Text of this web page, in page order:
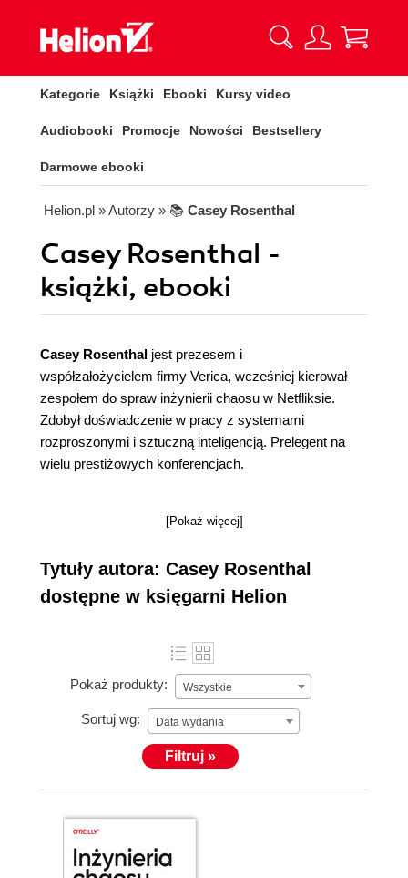
Kategorie Książki Ebooki Kursy video
Audiobooki Promocje Nowości Bestsellery
Darmowe ebooki
Helion.pl » Autorzy » 📚 Casey Rosenthal
Casey Rosenthal -
książki, ebooki
Casey Rosenthal jest prezesem i
współzałożycielem firmy Verica, wcześniej kierował
zespołem do spraw inżynierii chaosu w Netfliksie.
Zdobył doświadczenie w pracy z systemami
rozproszonymi i sztuczną inteligencją. Prelegent na
wielu prestiżowych konferencjach.
[Pokaż więcej]
Tytuły autora: Casey Rosenthal
dostępne w księgarni Helion
Pokaż produkty: Wszystkie
Sortuj wg: Data wydania
Filtruj »